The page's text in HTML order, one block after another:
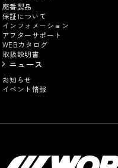
廃番製品
保証について
インフォメーション
アフターサポート
WEBカタログ
取扱説明書
ニュース
お知らせ
イベント情報